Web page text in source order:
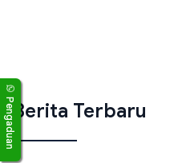
Berita Terbaru
Pengaduan